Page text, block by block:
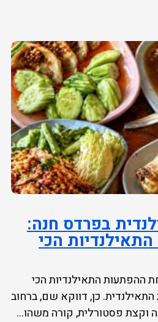
בפרדס חנה:
הכי
התאילנדיות הכי
כן, דווקא שם, ברחוב